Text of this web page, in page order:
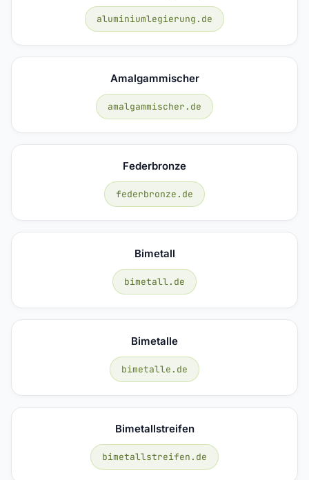
aluminiumlegierung.de
Amalgammischer
amalgammischer.de
Federbronze
federbronze.de
Bimetall
bimetall.de
Bimetalle
bimetalle.de
Bimetallstreifen
bimetallstreifen.de